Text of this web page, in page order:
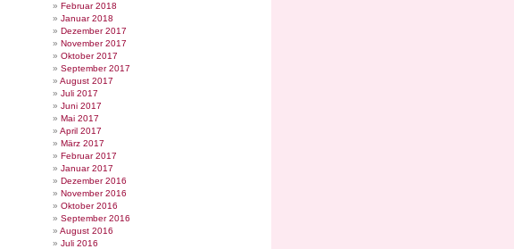
Februar 2018
Januar 2018
Dezember 2017
November 2017
Oktober 2017
September 2017
August 2017
Juli 2017
Juni 2017
Mai 2017
April 2017
März 2017
Februar 2017
Januar 2017
Dezember 2016
November 2016
Oktober 2016
September 2016
August 2016
Juli 2016